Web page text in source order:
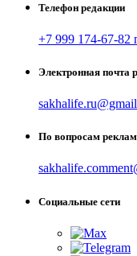
Телефон редакции
+7 999 174-67-82
Электронная почта
По вопросам
Социальные сети